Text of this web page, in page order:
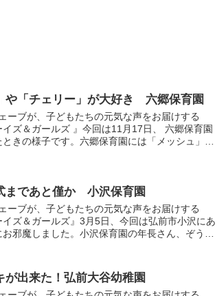
や「チェリー」が大好き 六郷保育園
ーブが、子どもたちの元気な声をお届けする
イズ＆ガールズ 』今回は11月17日、 六郷保育園
きの様子です。六郷保育園には「メッシュ」と
まであと僅か 小沢保育園
ーブが、子どもたちの元気な声をお届けする
イズ＆ガールズ』3月5日、今回は弘前市小沢にあ
邪魔しました。小沢保育園の年長さん、ぞう組
が出来た！弘前大谷幼稚園